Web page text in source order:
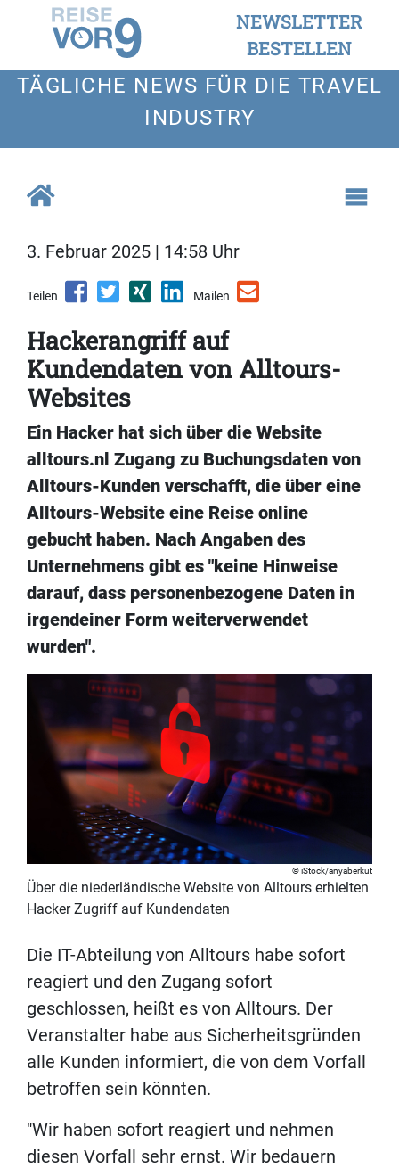
NEWSLETTER
BESTELLEN
TÄGLICHE NEWS FÜR DIE TRAVEL
INDUSTRY
3. Februar 2025 | 14:58 Uhr
Teilen Mailen
Hackerangriff auf
Kundendaten von Alltours-
Websites
Ein Hacker hat sich über die Website
alltours.nl Zugang zu Buchungsdaten von
Alltours-Kunden verschafft, die über eine
Alltours-Website eine Reise online
gebucht haben. Nach Angaben des
Unternehmens gibt es "keine Hinweise
darauf, dass personenbezogene Daten in
irgendeiner Form weiterverwendet
wurden".
iStock/anyaberkut
Über die niederländische Website von Alltours erhielten
Hacker Zugriff auf Kundendaten
Die IT-Abteilung von Alltours habe sofort
reagiert und den Zugang sofort
geschlossen, heißt es von Alltours. Der
Veranstalter habe aus Sicherheitsgründen
alle Kunden informiert, die von dem Vorfall
betroffen sein könnten.
"Wir haben sofort reagiert und nehmen
diesen Vorfall sehr ernst. Wir bedauern